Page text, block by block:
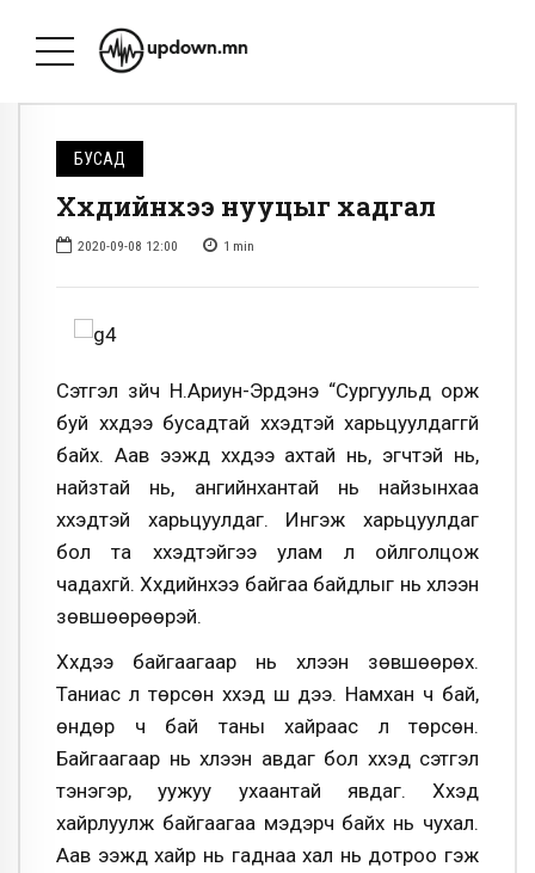
БУСАД
Хүүхдийнхээ нууцыг хадгал
2020-09-08 12:00 1 min
Сэтгэл зүйч Н.Ариун-Эрдэнэ “Сургуульд орж
буй хүүхдээ бусадтай хүүхэдтэй харьцуулдаггүй
байх. Аав ээжүүд хүүхдээ ахтай нь, эгчтэй нь,
найзтай нь, ангийнхантай нь найзынхаа
хүүхэдтэй харьцуулдаг. Ингэж харьцуулдаг
бол та хүүхэдтэйгээ улам л ойлголцож
чадахгүй. Хүүхдийнхээ байгаа байдлыг нь хүлээн
зөвшөөрөөрэй.
Хүүхдээ байгаагаар нь хүлээн зөвшөөрөх.
Таниас л төрсөн хүүхэд шүү дээ. Намхан ч бай,
өндөр ч бай таны хайраас л төрсөн.
Байгаагаар нь хүлээн авдаг бол хүүхэд сэтгэл
тэнэгэр, уужуу ухаантай явдаг. Хүүхэд
хайрлуулж байгаагаа мэдэрч байх нь чухал.
Аав ээжүүд хайр нь гаднаа хал нь дотроо гэж